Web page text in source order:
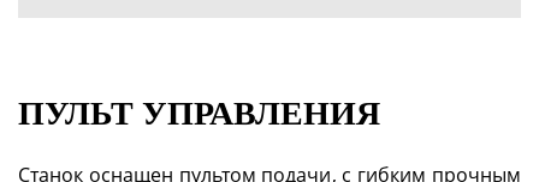
ПУЛЬТ УПРАВЛЕНИЯ
Станок оснащен пультом подачи, с гибким прочным